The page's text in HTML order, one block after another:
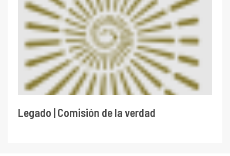
Legado | Comisión de la verdad